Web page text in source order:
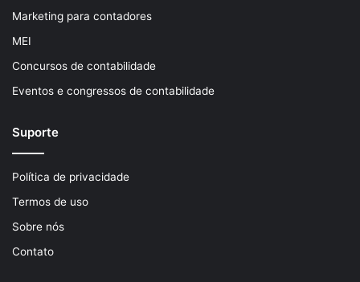
Marketing para contadores
MEI
Concursos de contabilidade
Eventos e congressos de contabilidade
Suporte
Política de privacidade
Termos de uso
Sobre nós
Contato